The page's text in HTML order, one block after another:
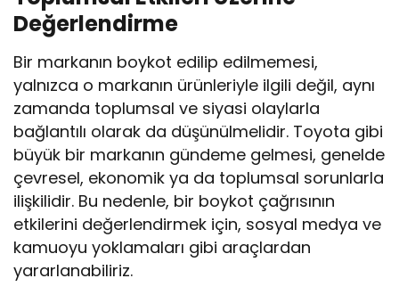
Değerlendirme
Bir markanın boykot edilip edilmemesi,
yalnızca o markanın ürünleriyle ilgili değil, aynı
zamanda toplumsal ve siyasi olaylarla
bağlantılı olarak da düşünülmelidir. Toyota gibi
büyük bir markanın gündeme gelmesi, genelde
çevresel, ekonomik ya da toplumsal sorunlarla
ilişkilidir. Bu nedenle, bir boykot çağrısının
etkilerini değerlendirmek için, sosyal medya ve
kamuoyu yoklamaları gibi araçlardan
yararlanabiliriz.